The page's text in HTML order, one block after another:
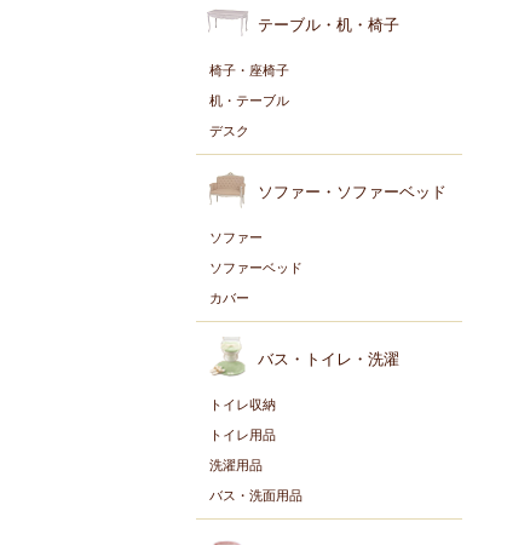
テーブル・机・椅子
椅子・座椅子
机・テーブル
デスク
ソファー・ソファーベッド
ソファー
ソファーベッド
カバー
バス・トイレ・洗濯
トイレ収納
トイレ用品
洗濯用品
バス・洗面用品